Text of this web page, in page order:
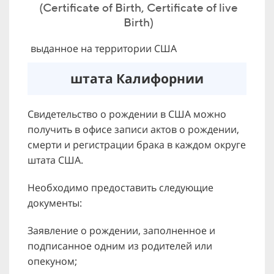
(Certificate of Birth, Certificate of live
Birth)
выданное на территории США
штата Калифорнии
Свидетельство о рождении в США можно
получить в офисе записи актов о рождении,
смерти и регистрации брака в каждом округе
штата США.
Необходимо предоставить следующие
документы:
Заявление о рождении, заполненное и
подписанное одним из родителей или
опекуном;